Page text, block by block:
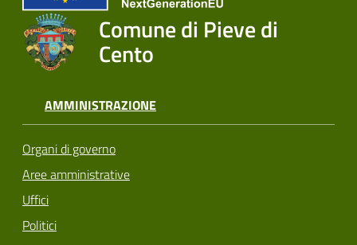
Comune di Pieve di
Cento
AMMINISTRAZIONE
Organi di governo
Aree amministrative
Uffici
Politici